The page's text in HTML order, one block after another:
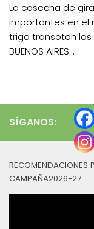
La cosecha de
importantes en el
trigo transotan
BUENOS AIRES...
SÍGANOS:
RECOMENDACIONES
CAMPAÑA2026-27